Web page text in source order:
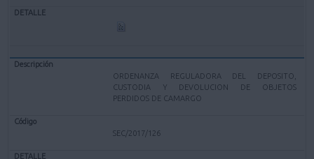
ORDENANZA REGULADORA DEL DEPOSITO,
CUSTODIA Y DEVOLUCION DE OBJETOS
PERDIDOS DE CAMARGO
SEC/2017/126